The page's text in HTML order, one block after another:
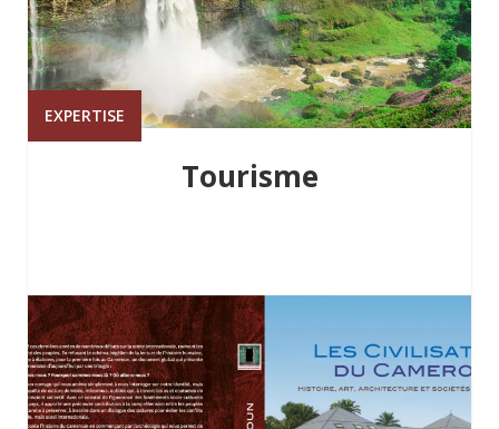
EXPERTISE
Tourisme